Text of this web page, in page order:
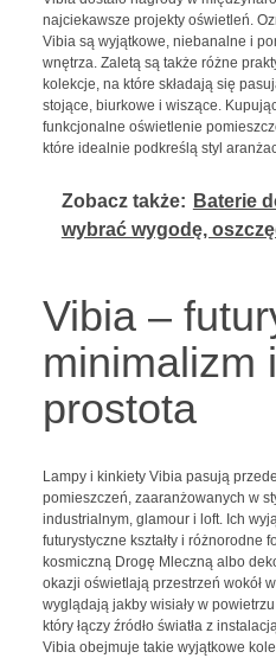
najciekawsze projekty oświetleń.
Vibia są wyjątkowe, niebanalne i
wnętrza. Zaletą są także różne
kolekcje, na które składają się
stojące, biurkowe i wiszące.
funkcjonalne oświetlenie
które idealnie podkreślą styl
Zobacz także: Baterie
wybrać wygodę,
Vibia –
minimalizm
prostota
Lampy i kinkiety Vibia pasują
pomieszczeń, zaaranżowanych w
industrialnym, glamour i loft. Ich
futurystyczne kształty i różnorodne
kosmiczną Drogę Mleczną albo
okazji oświetlają przestrzeń wokół
wyglądają jakby wisiały w
który łączy źródło światła z
Vibia obejmuje takie wyjątkowe